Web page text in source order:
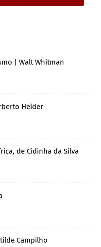
| Walt Whitman
Helder
de Cidinha da Silva
Campilho